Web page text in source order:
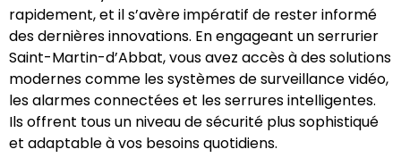
rapidement, et il s’avère impératif de rester informé
des dernières innovations. En engageant un serrurier
Saint-Martin-d’Abbat, vous avez accès à des solutions
modernes comme les systèmes de surveillance vidéo,
les alarmes connectées et les serrures intelligentes.
Ils offrent tous un niveau de sécurité plus sophistiqué
et adaptable à vos besoins quotidiens.